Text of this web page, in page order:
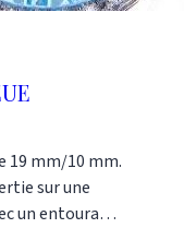
19 mm/10 mm.
sur une
un entourage